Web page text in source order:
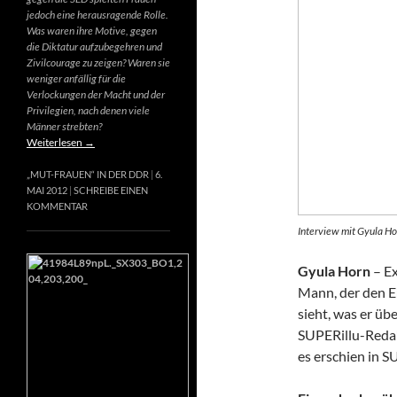
Interview mit Gyula
Gyula Horn –
Mann, der den
sieht, was er
SUPERillu-
es erschien in
jedoch eine herausragende Rolle.
Was waren ihre Motive, gegen
die Diktatur aufzubegehren und
Zivilcourage zu zeigen? Waren sie
weniger anfällig für die
Verlockungen der Macht und der
Privilegien, nach denen viele
Männer strebten?
Weiterlesen →
„MUT-FRAUEN“ IN DER DDR 6.
MAI 2012 SCHREIBE EINEN
KOMMENTAR